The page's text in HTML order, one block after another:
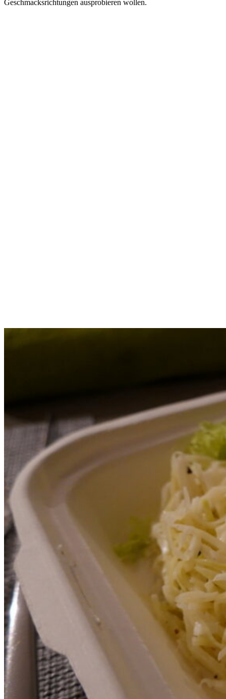
Geschmacksrichtungen ausprobieren wollen.